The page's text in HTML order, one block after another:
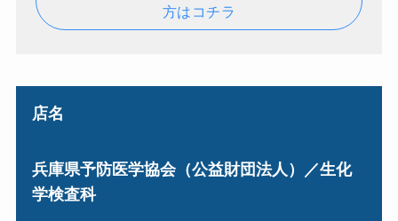
方はコチラ
店名
兵庫県予防医学協会（公益財団法人）／生化
学検査科